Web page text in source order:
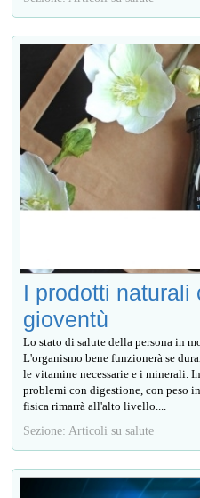
I prodotti naturali
gioventù
Lo stato di salute della persona in
L'organismo bene funzionerà se
le vitamine necessarie e i minerali.
problemi con digestione, con peso
fisica rimarrà all'alto livello....
Sezione: Articoli su salute